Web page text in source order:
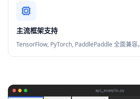
主流框架支持
TensorFlow, PyTorch, PaddlePaddle 全面兼容。